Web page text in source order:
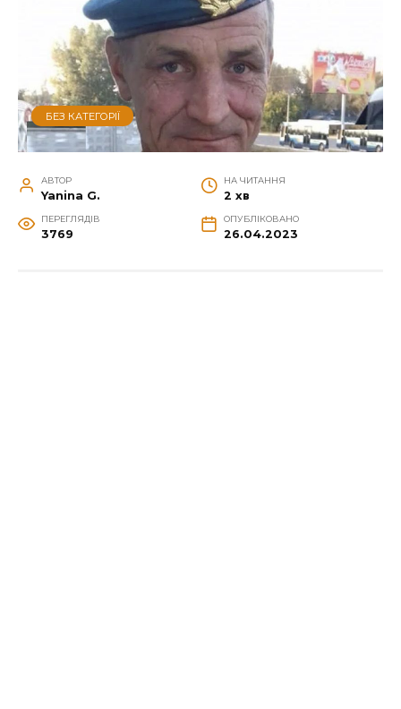
БЕЗ КАТЕГОРІЇ
АВТОР
Yanina G.
НА ЧИТАННЯ
2 хв
ПЕРЕГЛЯДІВ
3769
ОПУБЛІКОВАНО
26.04.2023